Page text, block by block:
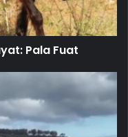
Pala Fuat